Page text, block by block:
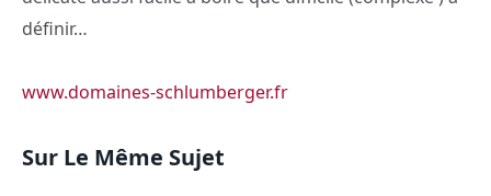
définir…
www.domaines-schlumberger.fr
Sur Le Même Sujet